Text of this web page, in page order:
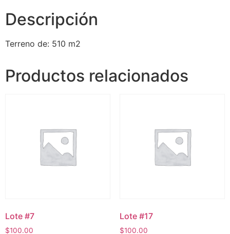
Descripción
Terreno de: 510 m2
Productos relacionados
Lote #7
$100.00
Lote #17
$100.00